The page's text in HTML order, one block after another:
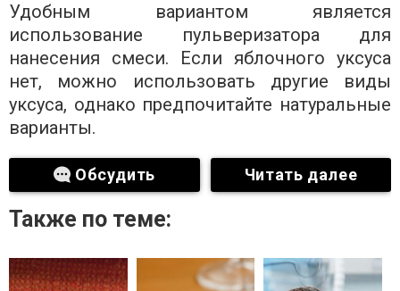
Удобным вариантом является
использование пульверизатора для
нанесения смеси. Если яблочного уксуса
нет, можно использовать другие виды
уксуса, однако предпочитайте натуральные
варианты.
Обсудить Читать далее
Также по теме: